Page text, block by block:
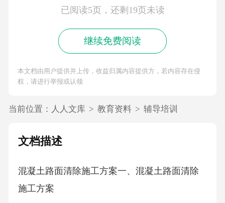
已阅读5页，还剩19页未读
继续免费阅读
本文档由用户提供并上传，收益归属内容提供方，若内容存在侵
权，请进行举报或认领
当前位置： 人人文库 > 教育资料 > 辅导培训
文档描述
混凝土路面清除施工方案一、混凝土路面清除
施工方案